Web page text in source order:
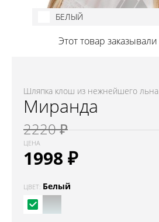
БЕЛЫЙ
Этот товар заказывали
Шляпка клош из нежнейшего льна
Миранда
2220 ₽
ЦЕНА
1998 ₽
ЦВЕТ: Белый